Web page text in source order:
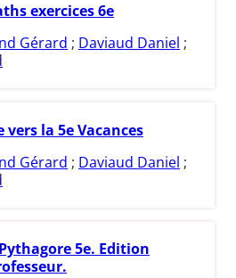
exercices 6e
Gérard ; Daviaud Daniel ;
vers la 5e Vacances
Gérard ; Daviaud Daniel ;
5e. Edition